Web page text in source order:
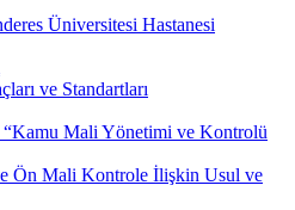
Üniversitesi Hastanesi
ve Standartları
“Kamu Mali Yönetimi ve Kontrolü
Ön Mali Kontrole İlişkin Usul ve